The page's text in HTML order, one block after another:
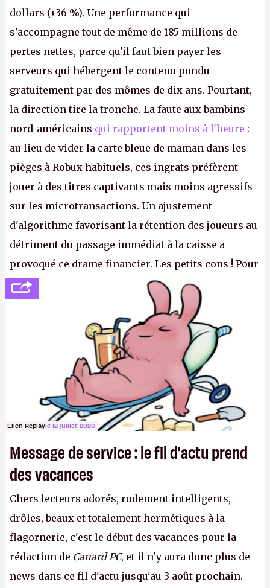
dollars (+36 %). Une performance qui
s'accompagne tout de même de 185 millions de
pertes nettes, parce qu'il faut bien payer les
serveurs qui hébergent le contenu pondu
gratuitement par des mômes de dix ans. Pourtant,
la direction tire la tronche. La faute aux bambins
nord-américains qui rapportent moins à l'heure :
au lieu de vider la carte bleue de maman dans les
pièges à Robux habituels, ces ingrats préfèrent
jouer à des titres captivants mais moins agressifs
sur les microtransactions. Un ajustement
d'algorithme favorisant la rétention des joueurs au
détriment du passage immédiat à la caisse a
provoqué ce drame financier. Les petits cons ! Pour
se consoler, le PDG David Baszucki peut compter
sur le déblocage du jeu en Russie et l'explosion des
joueurs majeurs (+32 %). L'avenir appartient donc
aux adultes, qui ne sont jamais que des enfants
avec du pouvoir d'achat.P.
Ellen Replayle 12 juillet 2026
Message de service : le fil d'actu prend
des vacances
Chers lecteurs adorés, rudement intelligents,
drôles, beaux et totalement hermétiques à la
flagornerie, c'est le début des vacances pour la
rédaction de Canard PC, et il n'y aura donc plus de
news dans ce fil d'actu jusqu'au 3 août prochain.